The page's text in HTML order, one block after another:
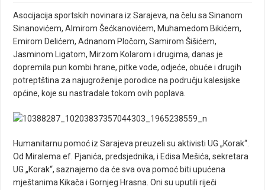
Asocijacija sportskih novinara iz Sarajeva, na čelu sa Sinanom
Sinanovićem, Almirom Šećkanovićem, Muhamedom Bikićem,
Emirom Delićem, Adnanom Pločom, Samirom Šišićem,
Jasminom Ligatom, Mirzom Kolarom i drugima, danas je
dopremila pun kombi hrane, pitke vode, odjeće, obuće i drugih
potreptština za najugroženije porodice na području kalesijske
općine, koje su nastradale tokom ovih poplava.
Humanitarnu pomoć iz Sarajeva preuzeli su aktivisti UG „Korak“.
Od Miralema ef. Pjanića, predsjednika, i Edisa Mešića, sekretara
UG „Korak“, saznajemo da će sva ova pomoć biti upućena
mještanima Kikača i Gornjeg Hrasna. Oni su uputili riječi